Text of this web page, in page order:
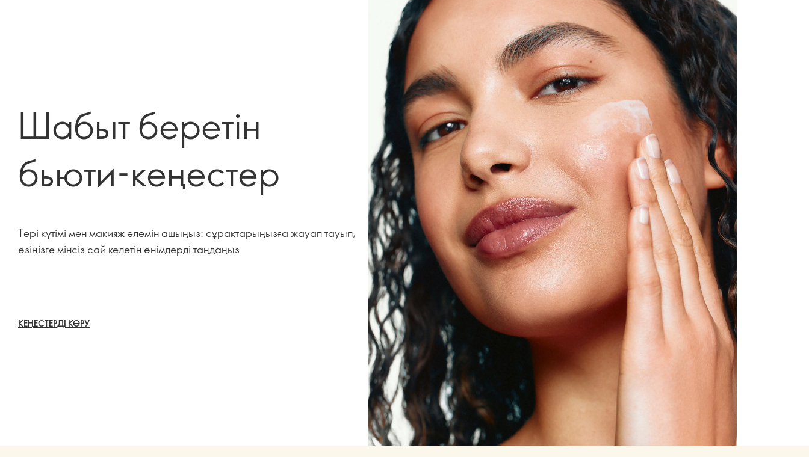
Шабыт беретін
бьюти-кеңестер
Тері күтімі мен макияж әлемін ашыңыз: сұрақтарыңызға жауап тауып,
өзіңізге мінсіз сай келетін өнімдерді таңдаңыз
КЕҢЕСТЕРДІ КӨРУ